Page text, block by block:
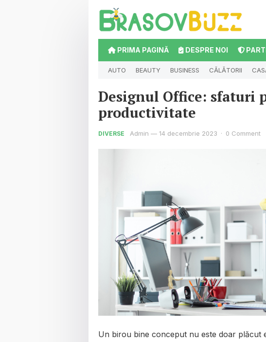
PRIMA PAGINĂ DESPRE NOI
AUTO BEAUTY BUSINESS CĂLĂTORII
Designul Office: sfaturi
productivitate
DIVERSE Admin — 14 decembrie 2023 · 0 Comment
Un birou bine conceput nu este doar plăcut